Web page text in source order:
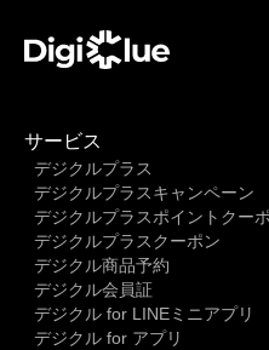
サービス
デジクルプラス
デジクルプラスキャンペーン
デジクルプラスポイントクー
デジクルプラスクーポン
デジクル商品予約
デジクル会員証
デジクル for LINEミニアプリ
デジクル for アプリ